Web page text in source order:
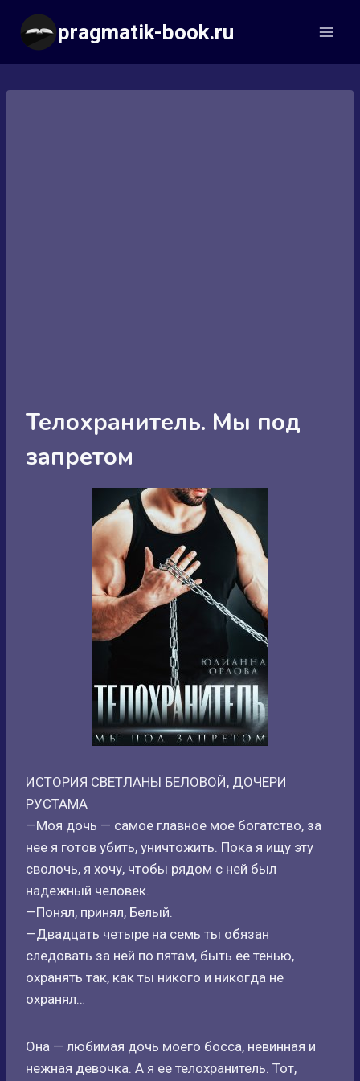
Перейти
содержимому
pragmatik-book.ru
Телохранитель. Мы под
запретом
ИСТОРИЯ СВЕТЛАНЫ БЕЛОВОЙ, ДОЧЕРИ
РУСТАМА
—Моя дочь — самое главное мое богатство, за
нее я готов убить, уничтожить. Пока я ищу эту
сволочь, я хочу, чтобы рядом с ней был
надежный человек.
—Понял, принял, Белый.
—Двадцать четыре на семь ты обязан
следовать за ней по пятам, быть ее тенью,
охранять так, как ты никого и никогда не
охранял…
Она — любимая дочь моего босса, невинная и
нежная девочка. А я ее телохранитель. Тот,